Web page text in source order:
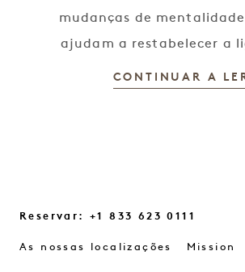
mudanças de
ajudam a restabelecer a
CONTINUAR A
Reservar: +1 833 623 0111
As nossas localizações Mission